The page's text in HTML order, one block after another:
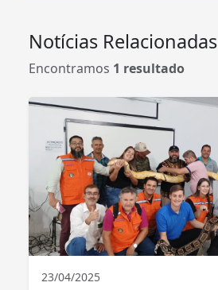
Notícias Relacionadas
Encontramos 1 resultado
23/04/2025